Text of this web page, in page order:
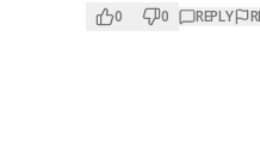
0 0 REPLY